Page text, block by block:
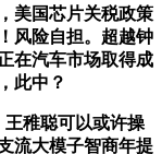
美国芯片关税政策
风险自担。超越钟
在汽车市场取得成
此中？
稚聪可以或许操
流大模子智商年提